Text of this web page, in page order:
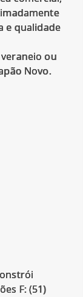
e qualidade
ou
Novo.
F: (51)